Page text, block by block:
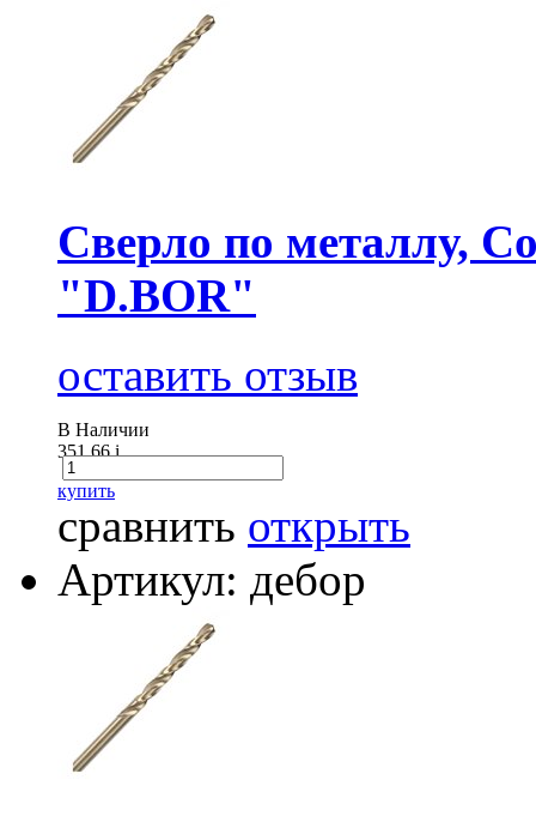
Сверло по металлу,
"D.BOR"
оставить отзыв
В Наличии
351.66i
купить
сравнить открыть
Артикул: дебор